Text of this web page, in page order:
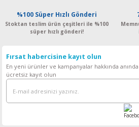
%100 Süper Hızlı Gönderi
Stoktan teslim ürün çeşitleri ile %100
süper hızlı gönderi!
Fırsat habercisine kayıt olun
En yeni ürünler ve kampanyalar hakkında
ücretsiz kayıt olun